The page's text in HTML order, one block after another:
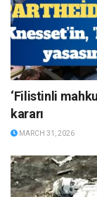
‘Filistinli
kararı
MARCH 31, 2026